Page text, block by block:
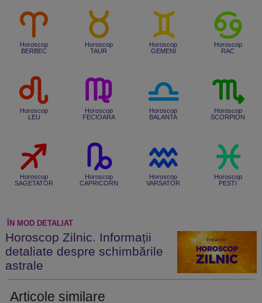
Horoscop
BERBEC
Horoscop
TAUR
Horoscop
GEMENI
Horoscop
RAC
Horoscop
LEU
Horoscop
FECIOARA
Horoscop
BALANTA
Horoscop
SCORPION
Horoscop
SAGETATOR
Horoscop
CAPRICORN
Horoscop
VARSATOR
Horoscop
PESTI
ÎN MOD DETALIAT
Horoscop Zilnic. Informații
detaliate despre schimbările
astrale
Articole similare